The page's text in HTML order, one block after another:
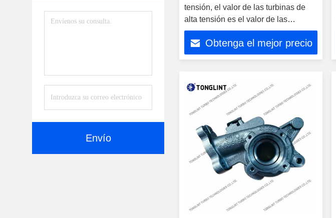
Envío
tensión, el valor de las turbinas de
alta tensión es el valor de las
turbinas de alta tensión.
Obtenga el mejor precio